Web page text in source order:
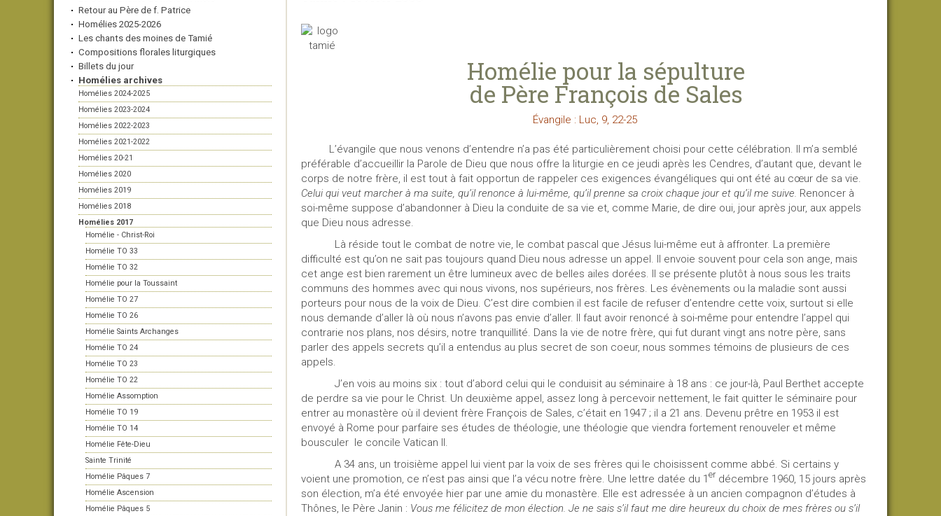
Retour au Père de f. Patrice
Homélies 2025-2026
Les chants des moines de Tamié
Compositions florales liturgiques
Billets du jour
Homélies archives
Homélies 2024-2025
Homélies 2023-2024
Homélies 2022-2023
Homélies 2021-2022
Homélies 20-21
Homélies 2020
Homélies 2019
Homélies 2018
Homélies 2017
Homélie - Christ-Roi
Homélie TO 33
Homélie TO 32
Homélie pour la Toussaint
Homélie TO 27
Homélie TO 26
Homélie Saints Archanges
Homélie TO 24
Homélie TO 23
Homélie TO 22
Homélie Assomption
Homélie TO 19
Homélie TO 14
Homélie Fête-Dieu
Sainte Trinité
Homélie Pâques 7
Homélie Ascension
Homélie Pâques 5
Homélie pour la sépulture
de Père François de Sales
Évangile : Luc, 9, 22-25
L’évangile que nous venons d’entendre n’a pas été particulièrement choisi pour cette célébration. Il m’a semblé
préférable d’accueillir la Parole de Dieu que nous offre la liturgie en ce jeudi après les Cendres, d’autant que, devant le
corps de notre frère, il est tout à fait opportun de rappeler ces exigences évangéliques qui ont été au cœur de sa vie.
Celui qui veut marcher à ma suite, qu’il renonce à lui-même, qu’il prenne sa croix chaque jour et qu’il me suive. Renoncer à
soi-même suppose d’abandonner à Dieu la conduite de sa vie et, comme Marie, de dire oui, jour après jour, aux appels
que Dieu nous adresse.
Là réside tout le combat de notre vie, le combat pascal que Jésus lui-même eut à affronter. La première
difficulté est qu’on ne sait pas toujours quand Dieu nous adresse un appel. Il envoie souvent pour cela son ange, mais
cet ange est bien rarement un être lumineux avec de belles ailes dorées. Il se présente plutôt à nous sous les traits
communs des hommes avec qui nous vivons, nos supérieurs, nos frères. Les évènements ou la maladie sont aussi
porteurs pour nous de la voix de Dieu. C’est dire combien il est facile de refuser d’entendre cette voix, surtout si elle
nous demande d’aller là où nous n’avons pas envie d’aller. Il faut avoir renoncé à soi-même pour entendre l’appel qui
contrarie nos plans, nos désirs, notre tranquillité. Dans la vie de notre frère, qui fut durant vingt ans notre père, sans
parler des appels secrets qu’il a entendus au plus secret de son coeur, nous sommes témoins de plusieurs de ces
appels.
J’en vois au moins six : tout d’abord celui qui le conduisit au séminaire à 18 ans : ce jour-là, Paul Berthet accepte
de perdre sa vie pour le Christ. Un deuxième appel, assez long à percevoir nettement, le fait quitter le séminaire pour
entrer au monastère où il devient frère François de Sales, c’était en 1947 ; il a 21 ans. Devenu prêtre en 1953 il est
envoyé à Rome pour parfaire ses études de théologie, une théologie que viendra fortement renouveler et même
bousculer le concile Vatican II.
A 34 ans, un troisième appel lui vient par la voix de ses frères qui le choisissent comme abbé. Si certains y
voient une promotion, ce n’est pas ainsi que l’a vécu notre frère. Une lettre datée du 1 er décembre 1960, 15 jours après
son élection, m’a été envoyée hier par une amie du monastère. Elle est adressée à un ancien compagnon d’études à
Thônes, le Père Janin : Vous me félicitez de mon élection. Je ne sais s’il faut me dire heureux du choix de mes frères ou s’il